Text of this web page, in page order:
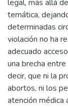
legal, más allá
temática,
determinadas
violación no ha
adecuado
una brecha
decir, que ni la
abortos, ni los
atención médica